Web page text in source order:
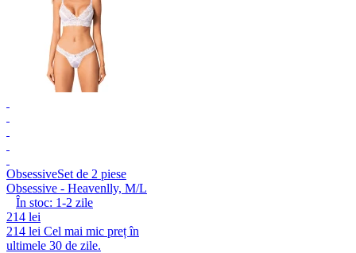
ObsessiveSet de 2 piese
Obsessive - Heavenlly, M/L
În stoc: 1-2 zile
214 lei
214 lei Cel mai mic preț în
ultimele 30 de zile.